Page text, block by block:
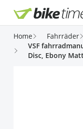
Direkt zum Inhalt
Home Fahrräder
VSF
Disc, Ebony